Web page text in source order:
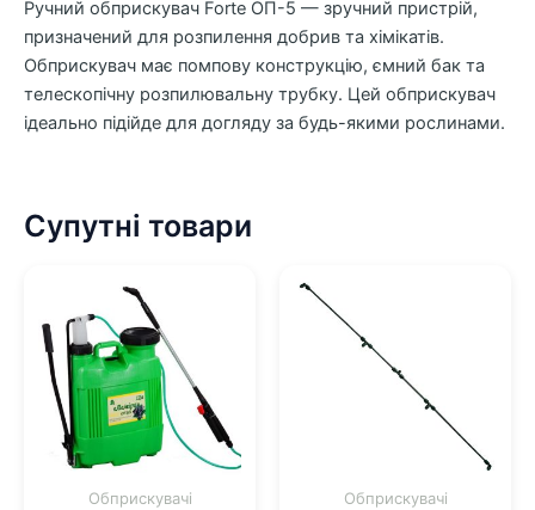
Ручний обприскувач Forte ОП-5 — зручний пристрій,
призначений для розпилення добрив та хімікатів.
Обприскувач має помпову конструкцію, ємний бак та
телескопічну розпилювальну трубку. Цей обприскувач
ідеально підійде для догляду за будь-якими рослинами.
Супутні товари
Обприскувачі Обприскувачі